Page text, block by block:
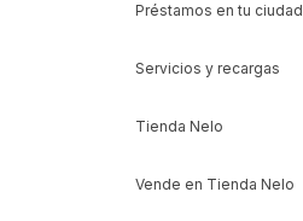
Préstamos en tu ciudad
Servicios y recargas
Tienda Nelo
Vende en Tienda Nelo